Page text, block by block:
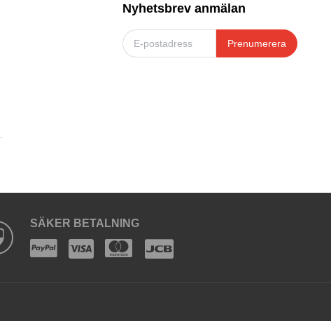
Nyhetsbrev anmälan
Prenumerera
SÄKER BETALNING